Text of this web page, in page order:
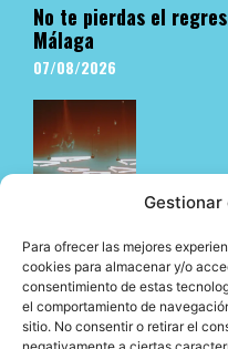
Para ofrecer las mejores
cookies para almacenar y/o
consentimiento de estas
el comportamiento de
sitio. No consentir o retirar el
No te pierdas el
Málaga
07/08/2026
El underground en
06/08/2026